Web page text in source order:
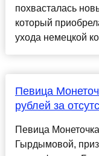
похвасталась
который
ухода немецкой
Певица
рублей за
Певица
Гырдымовой,